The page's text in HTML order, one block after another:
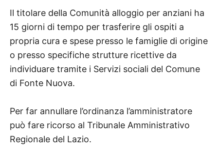
Il titolare della Comunità alloggio per anziani ha
15 giorni di tempo per trasferire gli ospiti a
propria cura e spese presso le famiglie di origine
o presso specifiche strutture ricettive da
individuare tramite i Servizi sociali del Comune
di Fonte Nuova.
Per far annullare l’ordinanza l’amministratore
può fare ricorso al Tribunale Amministrativo
Regionale del Lazio.